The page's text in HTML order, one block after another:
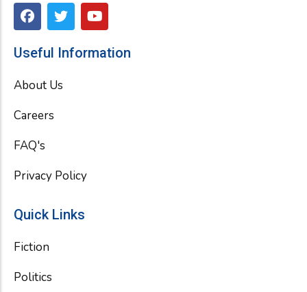
F
a
e
o
T
w
t
r
Y
o
t
Useful Information
About Us
Careers
FAQ's
Privacy Policy
Quick Links
Fiction
Politics